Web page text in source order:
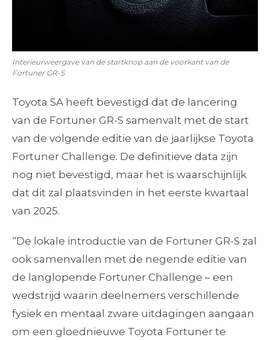
Interieurweergave van de startknop aan de voorkant van de
Fortuner GR-S
Toyota SA heeft bevestigd dat de lancering
van de Fortuner GR-S samenvalt met de start
van de volgende editie van de jaarlijkse Toyota
Fortuner Challenge. De definitieve data zijn
nog niet bevestigd, maar het is waarschijnlijk
dat dit zal plaatsvinden in het eerste kwartaal
van 2025.
“De lokale introductie van de Fortuner GR-S zal
ook samenvallen met de negende editie van
de langlopende Fortuner Challenge – een
wedstrijd waarin deelnemers verschillende
fysiek en mentaal zware uitdagingen aangaan
om een gloednieuwe Toyota Fortuner te